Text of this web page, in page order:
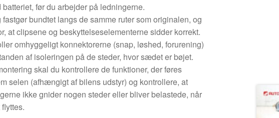
batteriet, før du arbejder på ledningerne.
fastgør bundtet langs de samme ruter som originalen, og
at clipsene og beskyttelseselementerne sidder korrekt.
omhyggeligt konnektorerne (snap, løshed, forurening)
af isoleringen på de steder, hvor sædet er bøjet.
skal du kontrollere de funktioner, der føres
selen (afhængigt af bilens udstyr) og kontrollere, at
ikke gnider nogen steder eller bliver belastede, når